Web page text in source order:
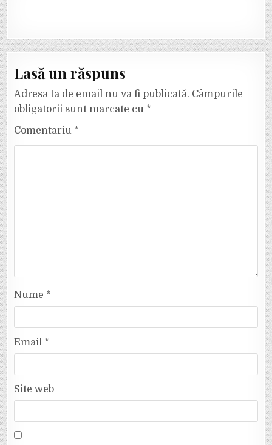
Lasă un răspuns
Adresa ta de email nu va fi publicată. Câmpurile
obligatorii sunt marcate cu *
Comentariu *
Nume *
Email *
Site web